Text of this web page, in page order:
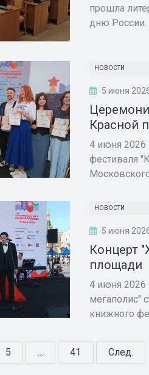
прошла
дню России.
НОВОСТИ
5 июня
Красной
4 июня 2026
фестиваля
НОВОСТИ
5 июня
Концерт
площади
4 июня 2026
мегаполис"
книжного
5 ... 41 След.